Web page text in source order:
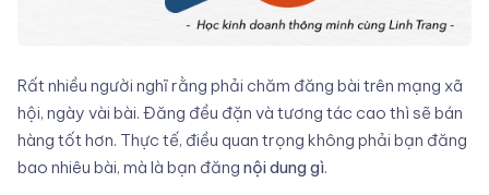
Rất nhiều người nghĩ rằng phải chăm đăng bài trên mạng xã
hội, ngày vài bài. Đăng đều đặn và tương tác cao thì sẽ bán
hàng tốt hơn. Thực tế, điều quan trọng không phải bạn đăng
bao nhiêu bài, mà là bạn đăng nội dung gì.